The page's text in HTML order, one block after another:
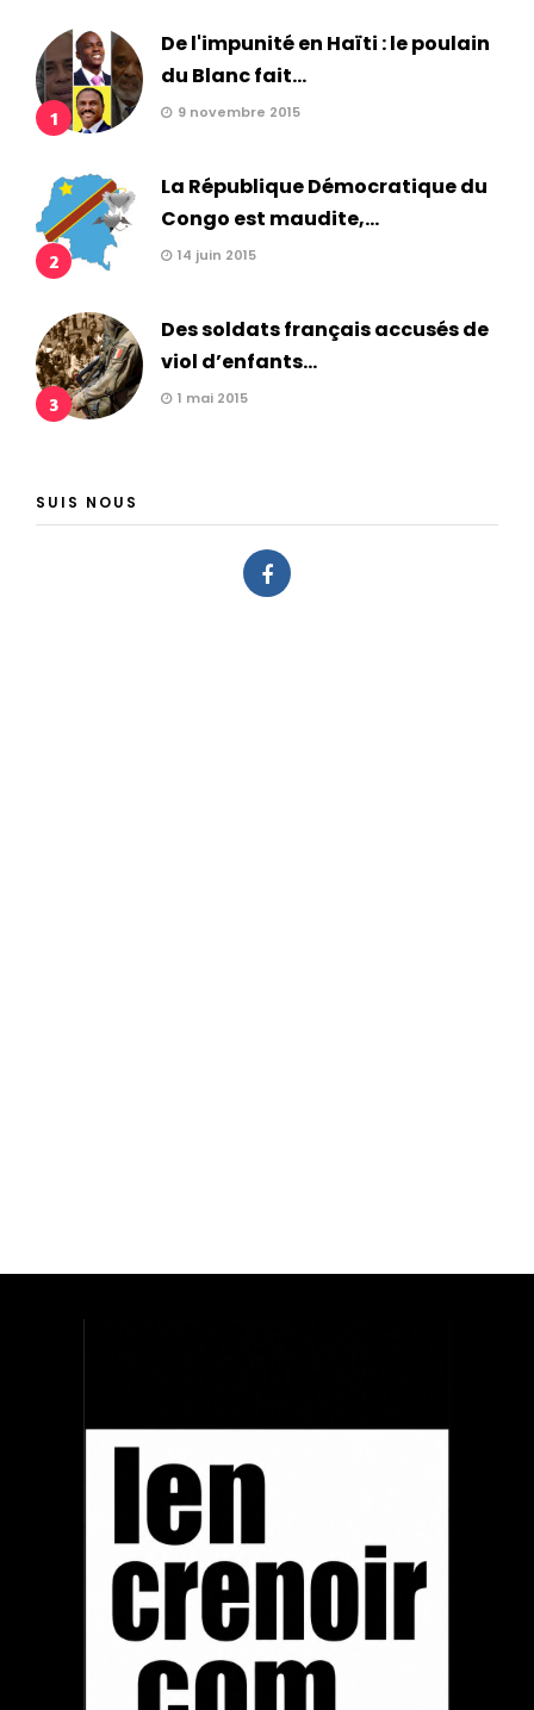
1
De l'impunité en Haïti : le poulain
du Blanc fait...
9 novembre 2015
2
La République Démocratique du
Congo est maudite,...
14 juin 2015
3
Des soldats français accusés de
viol d’enfants...
1 mai 2015
SUIS NOUS